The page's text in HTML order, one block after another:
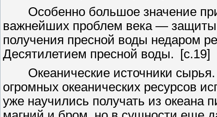
Особенно большое значение
важнейших проблем века —
получения пресной воды недаром
Десятилетием пресной воды. [c.19]
Океанические источники сырья.
огромных океанических ресурсов
уже научились получать из